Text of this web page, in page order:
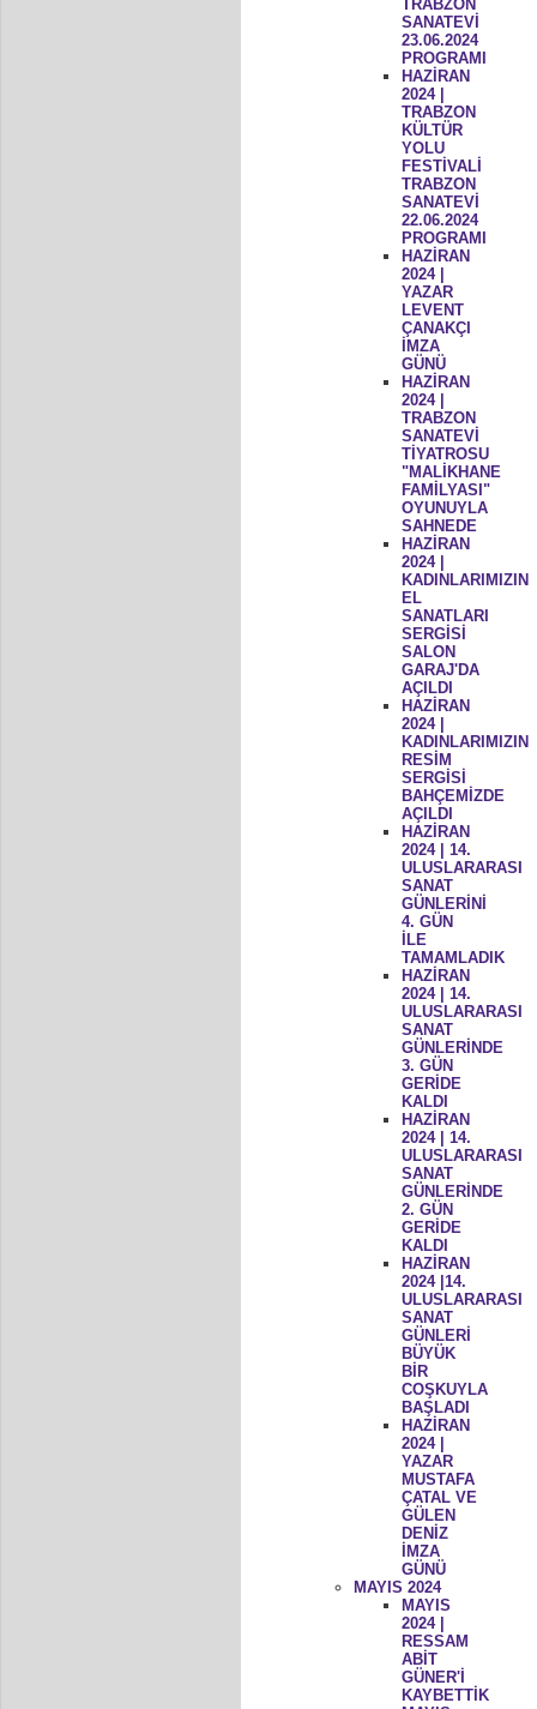
TRABZON
SANATEVİ
23.06.2024
PROGRAMI
HAZİRAN
2024 |
TRABZON
KÜLTÜR
YOLU
FESTİVALİ
TRABZON
SANATEVİ
22.06.2024
PROGRAMI
HAZİRAN
2024 |
YAZAR
LEVENT
ÇANAKÇI
İMZA
GÜNÜ
HAZİRAN
2024 |
TRABZON
SANATEVİ
TİYATROSU
"MALİKHANE
FAMİLYASI"
OYUNUYLA
SAHNEDE
HAZİRAN
2024 |
KADINLARIMIZIN
EL
SANATLARI
SERGİSİ
SALON
GARAJ'DA
AÇILDI
HAZİRAN
2024 |
KADINLARIMIZIN
RESİM
SERGİSİ
BAHÇEMİZDE
AÇILDI
HAZİRAN
2024 | 14.
ULUSLARARASI
SANAT
GÜNLERİNİ
4. GÜN
İLE
TAMAMLADIK
HAZİRAN
2024 | 14.
ULUSLARARASI
SANAT
GÜNLERİNDE
3. GÜN
GERİDE
KALDI
HAZİRAN
2024 | 14.
ULUSLARARASI
SANAT
GÜNLERİNDE
2. GÜN
GERİDE
KALDI
HAZİRAN
2024 |14.
ULUSLARARASI
SANAT
GÜNLERİ
BÜYÜK
BİR
COŞKUYLA
BAŞLADI
HAZİRAN
2024 |
YAZAR
MUSTAFA
ÇATAL VE
GÜLEN
DENİZ
İMZA
GÜNÜ
MAYIS 2024
MAYIS
2024 |
RESSAM
ABİT
GÜNER'İ
KAYBETTİK